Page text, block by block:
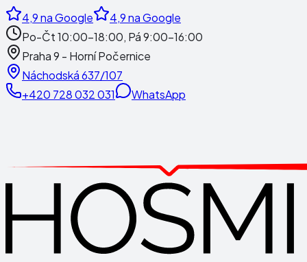
4,9na Google 4,9na Google
Po-Čt 10:00-18:00, Pá 9:00-16:00
Praha 9 - Horní Počernice
Náchodská 637/107
+420 728 032 031
WhatsApp